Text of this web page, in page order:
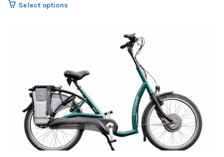
Select options